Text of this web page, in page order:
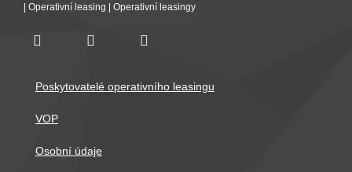
Operativní leasing Operativní leasingy
Poskytovatelé operativního leasingu
VOP
Osobní údaje